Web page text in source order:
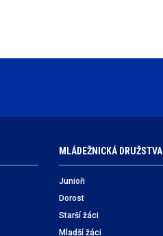
MLÁDEŽNICKÁ DRUŽSTVA
Junioři
Dorost
Starší žáci
Mladší žáci